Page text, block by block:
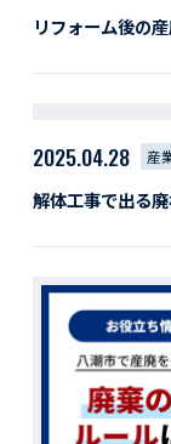
リフォーム後の
2025.04.28 産
解体工事で出る